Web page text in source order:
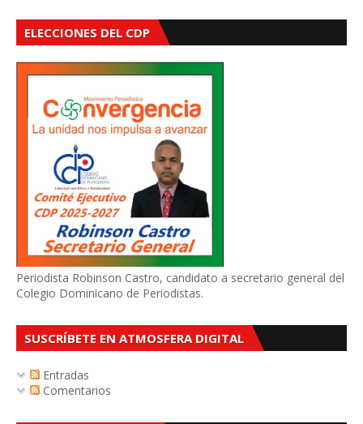
ELECCIONES DEL CDP
Periodista Robinson Castro, candidato a secretario general del
Colegio Dominicano de Periodistas.
SUSCRÍBETE EN ATMOSFERA DIGITAL
Entradas
Comentarios